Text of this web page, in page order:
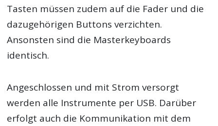
Tasten müssen zudem auf die Fader und die
dazugehörigen Buttons verzichten.
Ansonsten sind die Masterkeyboards
identisch.
Angeschlossen und mit Strom versorgt
werden alle Instrumente per USB. Darüber
erfolgt auch die Kommunikation mit dem